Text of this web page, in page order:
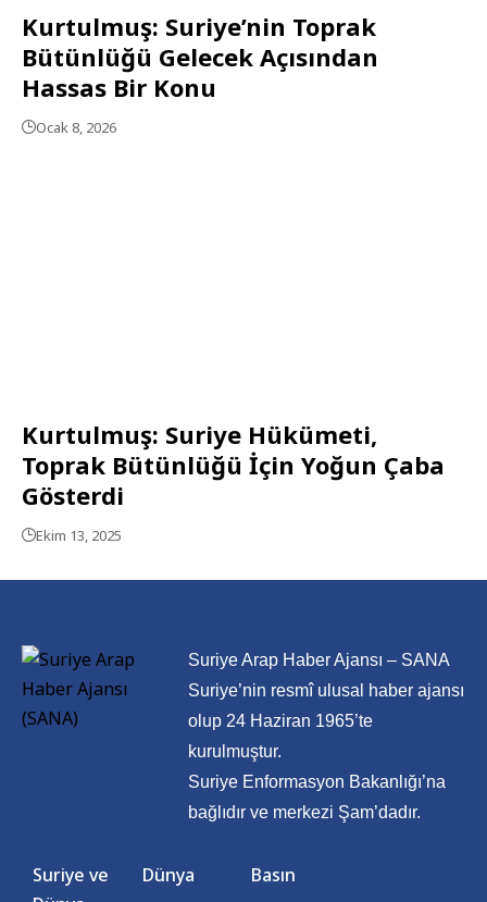
Kurtulmuş: Suriye’nin Toprak
Bütünlüğü Gelecek Açısından
Hassas Bir Konu
Ocak 8, 2026
Kurtulmuş: Suriye Hükümeti,
Toprak Bütünlüğü İçin Yoğun Çaba
Gösterdi
Ekim 13, 2025
Suriye Arap Haber Ajansı – SANA
Suriye’nin resmî ulusal haber ajansı
olup 24 Haziran 1965’te
kurulmuştur.
Suriye Enformasyon Bakanlığı’na
bağlıdır ve merkezi Şam’dadır.
Suriye ve
Dünya Basın